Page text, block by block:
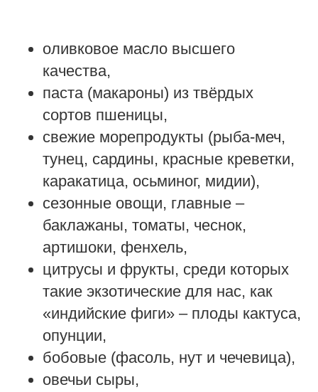
оливковое масло высшего
качества,
паста (макароны) из твёрдых
сортов пшеницы,
свежие морепродукты (рыба-меч,
тунец, сардины, красные креветки,
каракатица, осьминог, мидии),
сезонные овощи, главные –
баклажаны, томаты, чеснок,
артишоки, фенхель,
цитрусы и фрукты, среди которых
такие экзотические для нас, как
«индийские фиги» – плоды кактуса,
опунции,
бобовые (фасоль, нут и чечевица),
овечьи сыры,